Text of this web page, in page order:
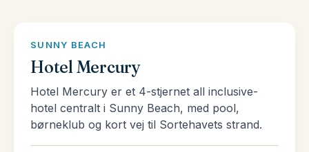
SUNNY BEACH
Hotel Mercury
Hotel Mercury er et 4-stjernet all inclusive-
hotel centralt i Sunny Beach, med pool,
børneklub og kort vej til Sortehavets strand.